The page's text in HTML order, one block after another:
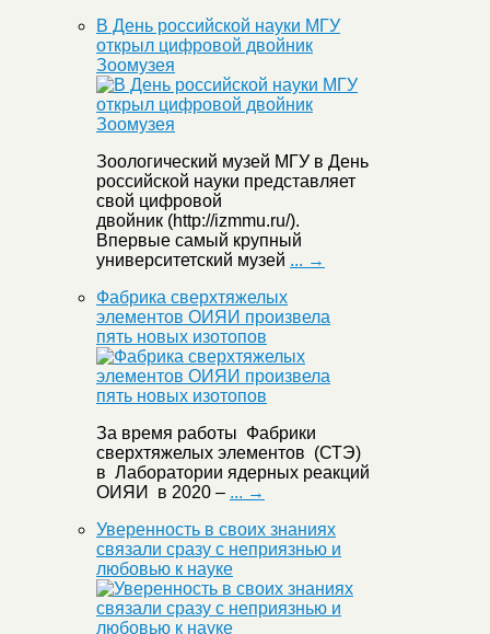
В День российской науки МГУ
открыл цифровой двойник
Зоомузея
Зоологический музей МГУ в День
российской науки представляет
свой цифровой
двойник (http://izmmu.ru/).
Впервые самый крупный
университетский музей ... →
Фабрика сверхтяжелых
элементов ОИЯИ произвела
пять новых изотопов
За время работы Фабрики
сверхтяжелых элементов (СТЭ)
в Лаборатории ядерных реакций
ОИЯИ в 2020 – ... →
Уверенность в своих знаниях
связали сразу с неприязнью и
любовью к науке